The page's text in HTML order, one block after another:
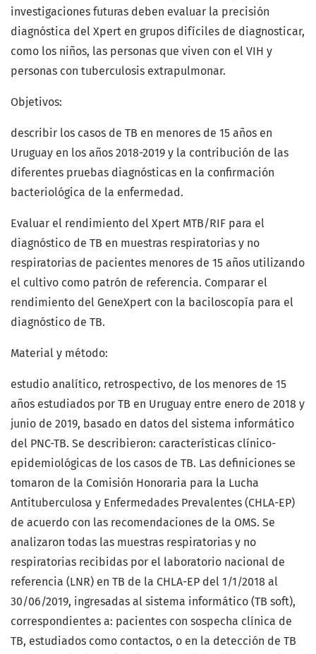
investigaciones futuras deben evaluar la precisión
diagnóstica del Xpert en grupos difíciles de diagnosticar,
como los niños, las personas que viven con el VIH y
personas con tuberculosis extrapulmonar.
Objetivos:
describir los casos de TB en menores de 15 años en
Uruguay en los años 2018-2019 y la contribución de las
diferentes pruebas diagnósticas en la confirmación
bacteriológica de la enfermedad.
Evaluar el rendimiento del Xpert MTB/RIF para el
diagnóstico de TB en muestras respiratorias y no
respiratorias de pacientes menores de 15 años utilizando
el cultivo como patrón de referencia. Comparar el
rendimiento del GeneXpert con la baciloscopía para el
diagnóstico de TB.
Material y método:
estudio analítico, retrospectivo, de los menores de 15
años estudiados por TB en Uruguay entre enero de 2018 y
junio de 2019, basado en datos del sistema informático
del PNC-TB. Se describieron: características clínico-
epidemiológicas de los casos de TB. Las definiciones se
tomaron de la Comisión Honoraria para la Lucha
Antituberculosa y Enfermedades Prevalentes (CHLA-EP)
de acuerdo con las recomendaciones de la OMS. Se
analizaron todas las muestras respiratorias y no
respiratorias recibidas por el laboratorio nacional de
referencia (LNR) en TB de la CHLA-EP del 1/1/2018 al
30/06/2019, ingresadas al sistema informático (TB soft),
correspondientes a: pacientes con sospecha clínica de
TB, estudiados como contactos, o en la detección de TB